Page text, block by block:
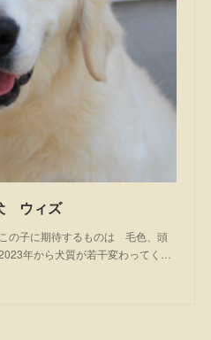
ウィズ
の子に期待するものは 毛色、頭
年から犬質が若干変わってく…